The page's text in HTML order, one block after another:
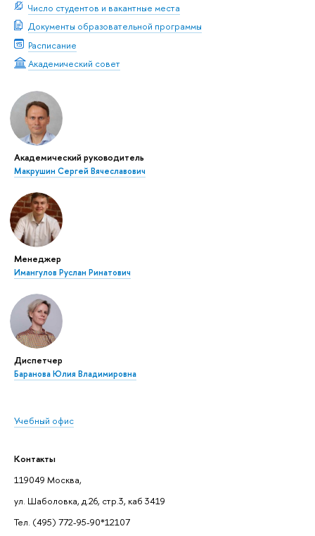
Число студентов и вакантные места
Документы образовательной программы
Расписание
Академический совет
Академический руководитель
Макрушин Сергей Вячеславович
Менеджер
Имангулов Руслан Ринатович
Диспетчер
Баранова Юлия Владимировна
Учебный офис
Контакты
119049 Москва,
ул. Шаболовка, д.26, стр.3, каб 3419
Тел. (495) 772-95-90*12107